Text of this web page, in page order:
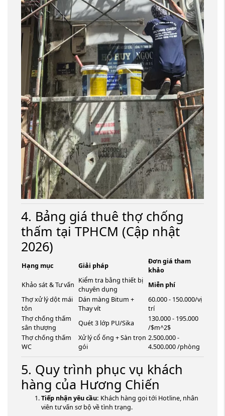
4. Bảng giá thuê thợ chống
thấm tại TPHCM (Cập nhật
2026)
Hạng mục Giải pháp
Đơn giá tham
khảo
Khảo sát & Tư vấn
Kiểm tra bằng thiết bị
chuyên dụng
Miễn phí
Thợ xử lý dột mái
tôn
Dán màng Bitum +
Thay vít
60.000 - 150.000/vị
trí
Thợ chống thấm
sân thượng
Quét 3 lớp PU/Sika
130.000 - 195.000
/$m^2$
Thợ chống thấm
WC
Xử lý cổ ống + Sàn trọn
gói
2.500.000 -
4.500.000 /phòng
5. Quy trình phục vụ khách
hàng của Hương Chiến
Tiếp nhận yêu cầu: Khách hàng gọi tới Hotline, nhân
viên tư vấn sơ bộ về tình trạng.